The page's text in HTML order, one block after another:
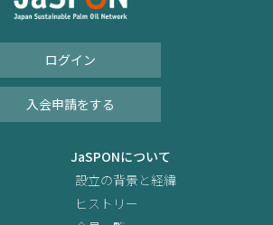
ログイン
入会申請をする
JaSPONについて
設立の背景と経緯
ヒストリー